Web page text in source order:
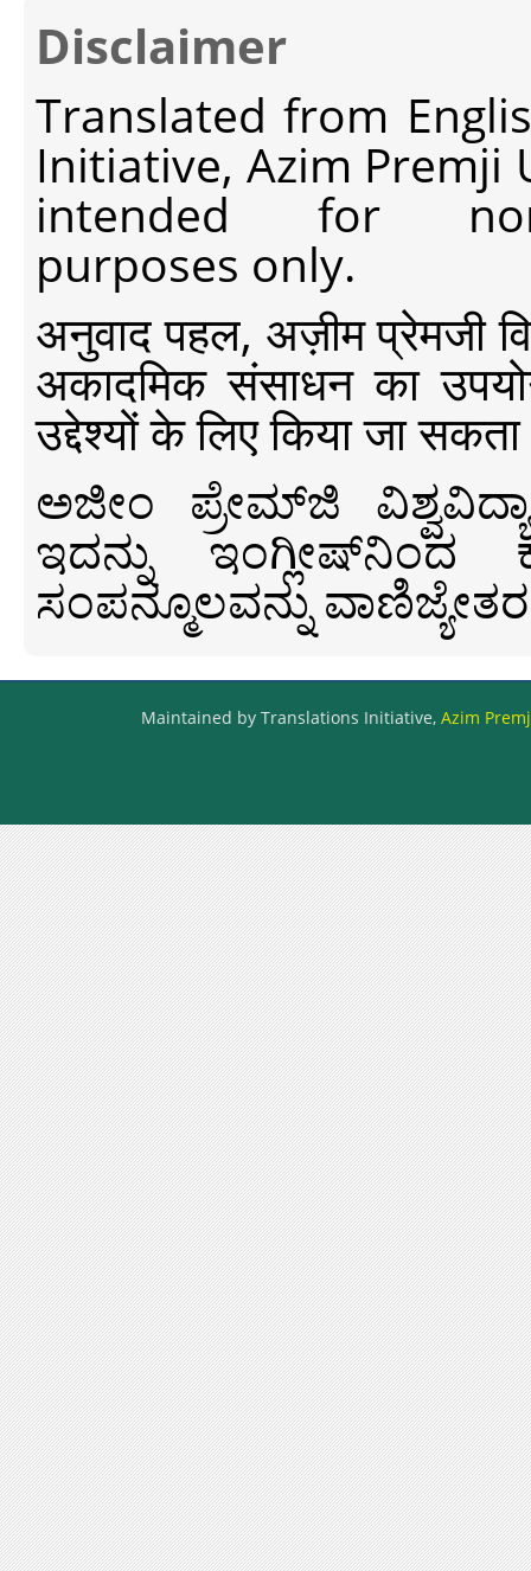
Disclaimer
Translated from
Initiative, Azim Premji
intended for non-
purposes only.
अनुवाद पहल, अज़ीम प्रेमजी
अकादमिक संसाधन का
उद्देश्यों के लिए किया जा
ಅಜೀಂ ಪ್ರೇಮ್‍ಜಿ
ಇದನ್ನು ಇಂಗ್ಲೀಷ್‍ನಿಂದ
ಸಂಪನ್ಮೂಲವನ್ನು
Maintained by Translations Initiative, Azim